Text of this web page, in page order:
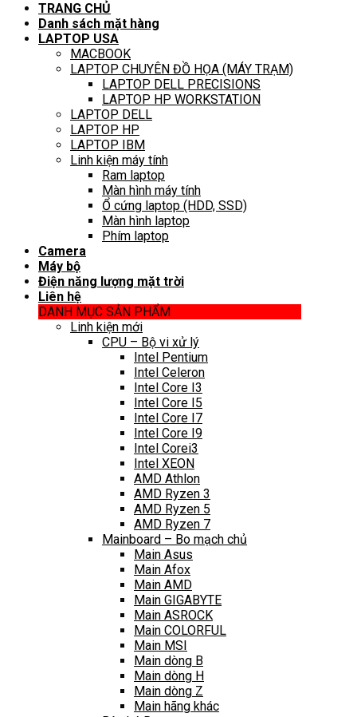
TRANG CHỦ
Danh sách mặt hàng
LAPTOP USA
MACBOOK
LAPTOP CHUYÊN ĐỒ HỌA (MÁY TRẠM)
LAPTOP DELL PRECISIONS
LAPTOP HP WORKSTATION
LAPTOP DELL
LAPTOP HP
LAPTOP IBM
Linh kiện máy tính
Ram laptop
Màn hình máy tính
Ổ cứng laptop (HDD, SSD)
Màn hình laptop
Phím laptop
Camera
Máy bộ
Điện năng lượng mặt trời
Liên hệ
DANH MỤC SẢN PHẨM
Linh kiện mới
CPU – Bộ vi xử lý
Intel Pentium
Intel Celeron
Intel Core I3
Intel Core I5
Intel Core I7
Intel Core I9
Intel Corei3
Intel XEON
AMD Athlon
AMD Ryzen 3
AMD Ryzen 5
AMD Ryzen 7
Mainboard – Bo mạch chủ
Main Asus
Main Afox
Main AMD
Main GIGABYTE
Main ASROCK
Main COLORFUL
Main MSI
Main dòng B
Main dòng H
Main dòng Z
Main hãng khác